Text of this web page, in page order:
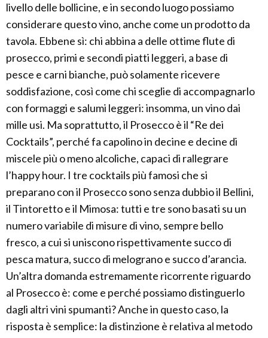
livello delle bollicine, e in secondo luogo possiamo
considerare questo vino, anche come un prodotto da
tavola. Ebbene sì: chi abbina a delle ottime flute di
prosecco, primi e secondi piatti leggeri, a base di
pesce e carni bianche, può solamente ricevere
soddisfazione, così come chi sceglie di accompagnarlo
con formaggi e salumi leggeri: insomma, un vino dai
mille usi. Ma soprattutto, il Prosecco è il “Re dei
Cocktails”, perché fa capolino in decine e decine di
miscele più o meno alcoliche, capaci di rallegrare
l’happy hour. I tre cocktails più famosi che si
preparano con il Prosecco sono senza dubbio il Bellini,
il Tintoretto e il Mimosa: tutti e tre sono basati su un
numero variabile di misure di vino, sempre bello
fresco, a cui si uniscono rispettivamente succo di
pesca matura, succo di melograno e succo d’arancia.
Un’altra domanda estremamente ricorrente riguardo
al Prosecco è: come e perché possiamo distinguerlo
dagli altri vini spumanti? Anche in questo caso, la
risposta è semplice: la distinzione è relativa al metodo